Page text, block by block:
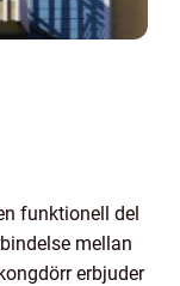
funktionell del
mellan
erbjuder